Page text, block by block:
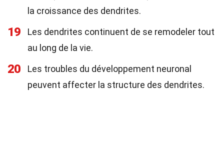
la croissance des dendrites.
19
Les dendrites continuent de se remodeler tout
au long de la vie.
20
Les troubles du développement neuronal
peuvent affecter la structure des dendrites.